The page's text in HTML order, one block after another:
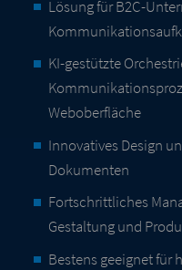
Lösung für B2C-
KI-gestützte
Weboberfläche
Innovatives Design
Dokumenten
Fortschrittliches
Gestaltung und
Bestens geeignet